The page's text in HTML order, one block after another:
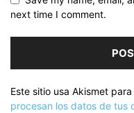
next time I comment.
Este sitio usa Akismet
procesan los datos de tus